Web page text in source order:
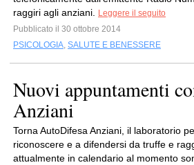
raggiri agli anziani.
Leggere il seguito
Pubblicato il 30 ottobre 2014
PSICOLOGIA, SALUTE E BENESSERE
Nuovi appuntamenti
Anziani
Torna AutoDifesa Anziani, il laboratorio
riconoscere e a difendersi da truffe e
attualmente in calendario al momento